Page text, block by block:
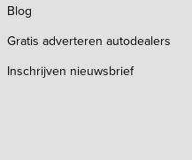
Blog
Gratis adverteren autodealers
Inschrijven nieuwsbrief